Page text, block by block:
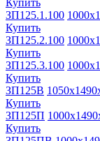
Купить
ЗП125.1.100
Купить
ЗП125.2.100
Купить
ЗП125.3.100
Купить
ЗП125В
Купить
ЗП125П
Купить